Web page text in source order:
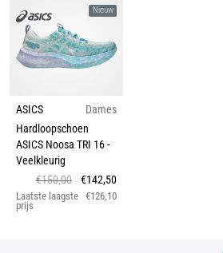
Nieuw
ASICS
Dames
Hardloopschoen
ASICS Noosa TRI 16-
Veelkleurig
€150,00
€142,50
Laatste laagste
prijs
€126,10